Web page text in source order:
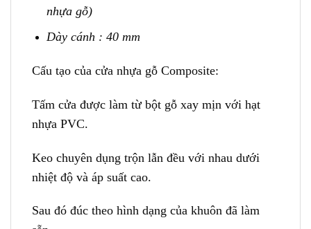
nhựa gỗ)
Dày cánh : 40 mm
Cấu tạo của cửa nhựa gỗ Composite:
Tấm cửa được làm từ bột gỗ xay mịn với hạt
nhựa PVC.
Keo chuyên dụng trộn lẫn đều với nhau dưới
nhiệt độ và áp suất cao.
Sau đó đúc theo hình dạng của khuôn đã làm